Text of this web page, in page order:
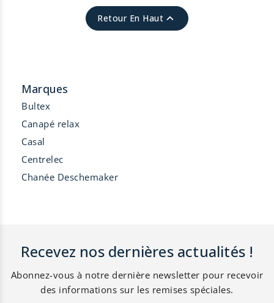
Retour En Haut 
Marques
Bultex
Canapé relax
Casal
Centrelec
Chanée Deschemaker
Recevez nos dernières actualités !
Abonnez-vous à notre dernière newsletter pour recevoir
des informations sur les remises spéciales.